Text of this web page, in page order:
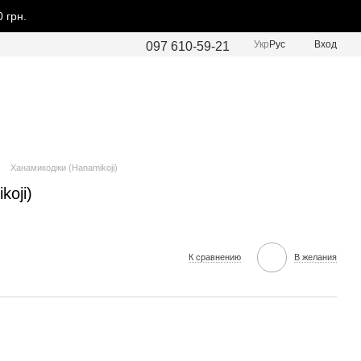
097 610-59-21 Укр Рус Вход
Ханамикоджи (Hanamikoji)
К сравнению В желания